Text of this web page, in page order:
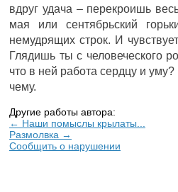
вдруг удача – перекроишь
мая или сентябрьский
немудрящих строк. И
Глядишь ты с человеческого
что в ней работа сердцу и
чему.
Другие работы автора:
← ​Наши помыслы крылаты...
Размолвка →
Сообщить о нарушении